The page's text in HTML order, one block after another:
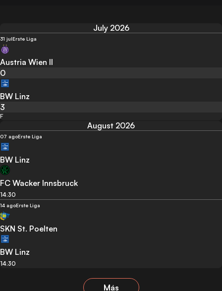
July 2026
31 julErste Liga
Austria Wien II
0
BW Linz
3
F
August 2026
07 agoErste Liga
BW Linz
FC Wacker Innsbruck
14:30
14 agoErste Liga
SKN St. Poelten
BW Linz
14:30
Más